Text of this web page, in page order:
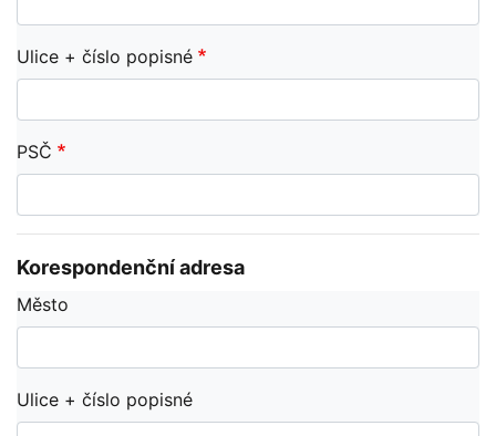
Ulice + číslo popisné
PSČ
Korespondenční adresa
Město
Ulice + číslo popisné